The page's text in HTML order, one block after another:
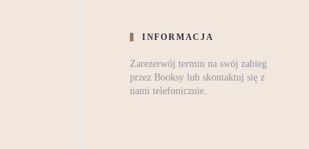
INFORMACJA
Zarezerwój termin na swój zabieg
przez Booksy lub skontaktuj się z
nami telefonicznie.